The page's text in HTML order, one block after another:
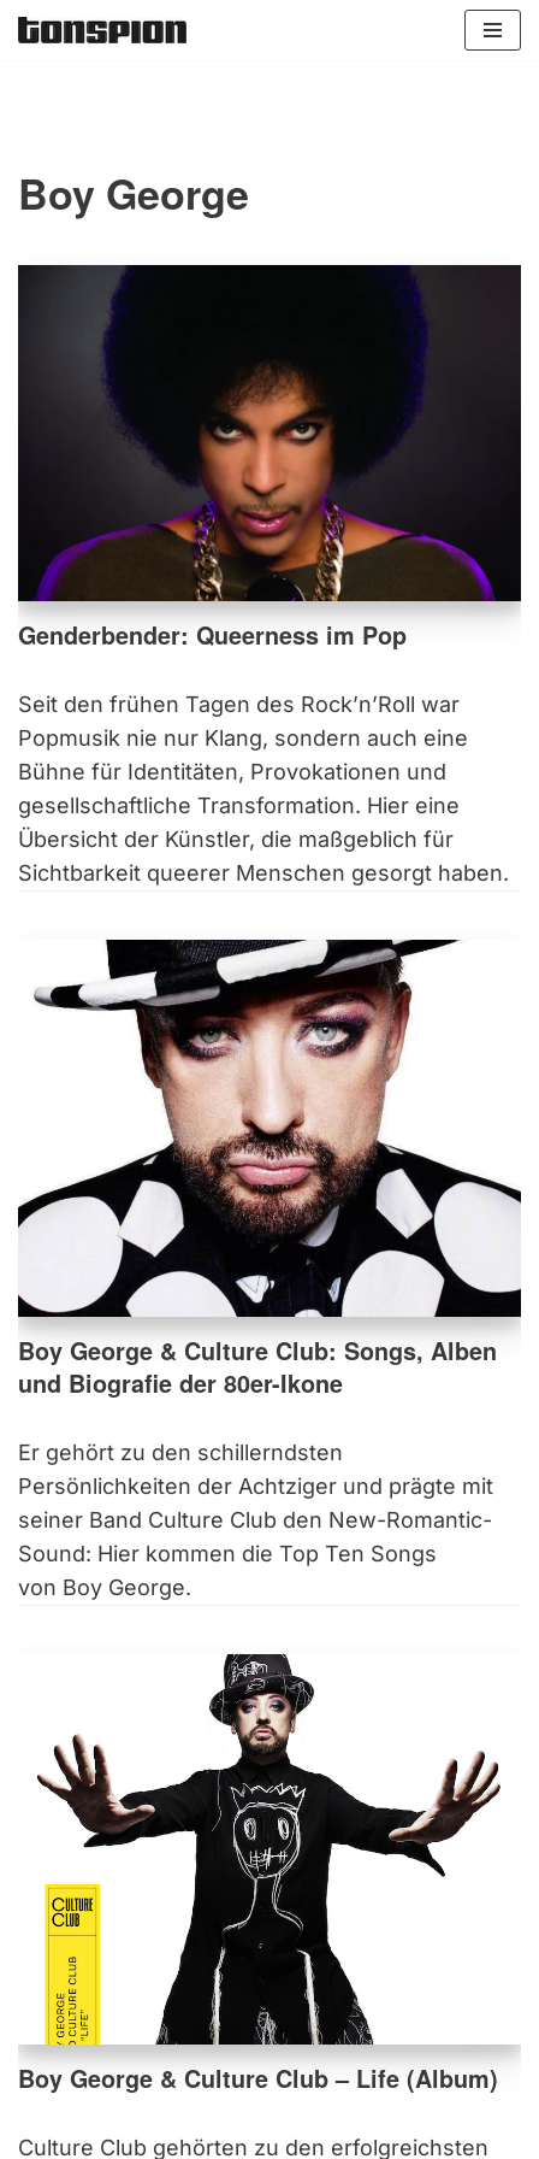
Boy George
Genderbender: Queerness im Pop
Seit den frühen Tagen des Rock’n’Roll war
Popmusik nie nur Klang, sondern auch eine
Bühne für Identitäten, Provokationen und
gesellschaftliche Transformation. Hier eine
Übersicht der Künstler, die maßgeblich für
Sichtbarkeit queerer Menschen gesorgt haben.
Boy George & Culture Club: Songs, Alben
und Biografie der 80er-Ikone
Er gehört zu den schillerndsten
Persönlichkeiten der Achtziger und prägte mit
seiner Band Culture Club den New-Romantic-
Sound: Hier kommen die Top Ten Songs
von Boy George.
Boy George & Culture Club – Life (Album)
Culture Club gehörten zu den erfolgreichsten